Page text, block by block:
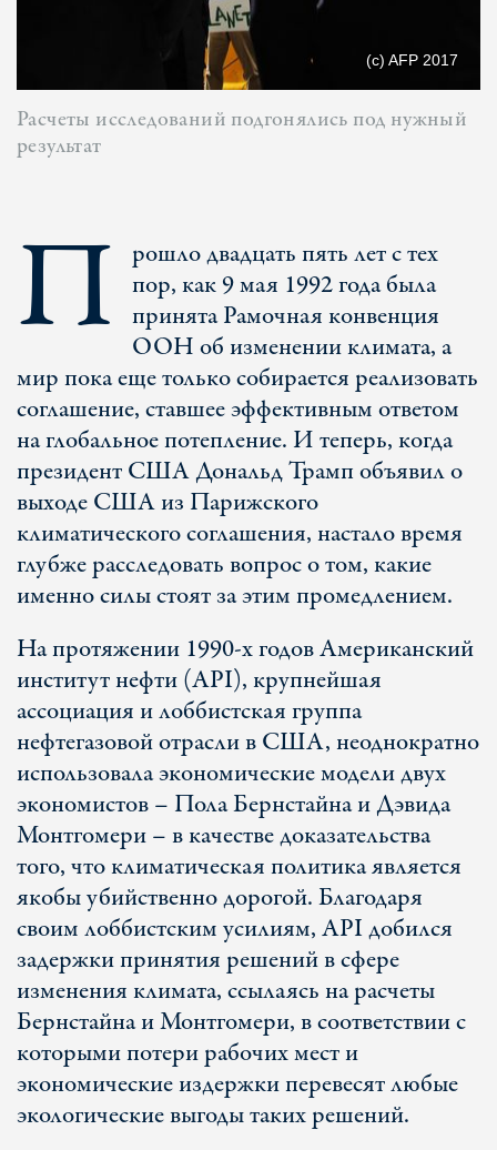
(c) AFP 2017
Расчеты исследований подгонялись под нужный
результат
П
рошло двадцать пять лет с тех
пор, как 9 мая 1992 года была
принята Рамочная конвенция
ООН об изменении климата, а
мир пока еще только собирается реализовать
соглашение, ставшее эффективным ответом
на глобальное потепление. И теперь, когда
президент США Дональд Трамп объявил о
выходе США из Парижского
климатического соглашения, настало время
глубже расследовать вопрос о том, какие
именно силы стоят за этим промедлением.
На протяжении 1990-х годов Американский
институт нефти (API), крупнейшая
ассоциация и лоббистская группа
нефтегазовой отрасли в США, неоднократно
использовала экономические модели двух
экономистов – Пола Бернстайна и Дэвида
Монтгомери – в качестве доказательства
того, что климатическая политика является
якобы убийственно дорогой. Благодаря
своим лоббистским усилиям, API добился
задержки принятия решений в сфере
изменения климата, ссылаясь на расчеты
Бернстайна и Монтгомери, в соответствии с
которыми потери рабочих мест и
экономические издержки перевесят любые
экологические выгоды таких решений.